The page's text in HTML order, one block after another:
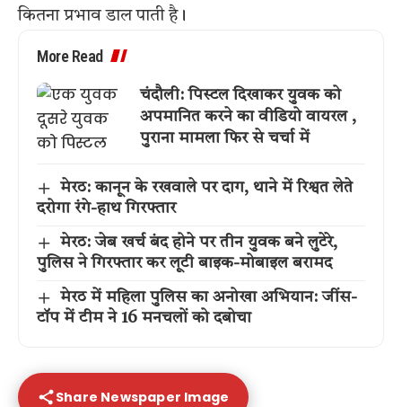
कितना प्रभाव डाल पाती है।
More Read
चंदौली: पिस्टल दिखाकर युवक को
अपमानित करने का वीडियो वायरल ,
पुराना मामला फिर से चर्चा में
मेरठ: कानून के रखवाले पर दाग, थाने में रिश्वत लेते
दरोगा रंगे-हाथ गिरफ्तार
मेरठ: जेब खर्च बंद होने पर तीन युवक बने लुटेरे,
पुलिस ने गिरफ्तार कर लूटी बाइक-मोबाइल बरामद
मेरठ में महिला पुलिस का अनोखा अभियान: जींस-
टॉप में टीम ने 16 मनचलों को दबोचा
Share Newspaper Image